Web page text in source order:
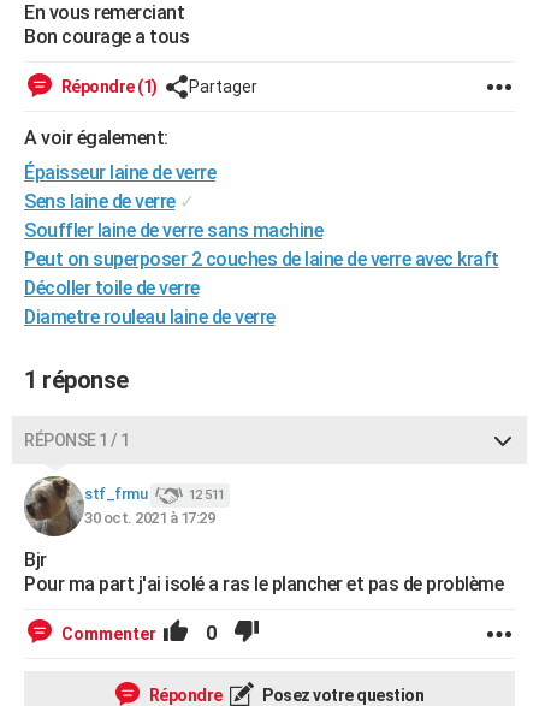
Destinations
City break
Voyage nature
Voyage de noces
Forum
Climat
+PHOTO
GUIDES D'ACHAT
BONS PLANS
CARTE DE VOEUX
Carte de Noël
Carte Bonne année
Carte Saint-Valentin
Carte Pâques
Carte d'anniversaire
DICTIONNAIRE
Dictionnaire
Biographies
Citations
Expressions
Proverbes
PROGRAMME TV
COPAINS D'AVANT
S'inscrire
Se connecter
Lycées
Collèges
Primaires
Universités
Entreprises
Service militaire
Avis de recherche
AVIS DE DÉCÈS
En vous remerciant
Bon courage a tous
Répondre (1) Partager
A voir également:
Épaisseur laine de verre
Sens laine de verre ✓
Souffler laine de verre sans machine
Peut on superposer 2 couches de laine de verre avec kraft
Décoller toile de verre
Diametre rouleau laine de verre
1 réponse
RÉPONSE 1 / 1
stf_frmu 12 511
30 oct. 2021 à 17:29
Bjr
Pour ma part j'ai isolé a ras le plancher et pas de problème
Commenter 0
Répondre Posez votre question